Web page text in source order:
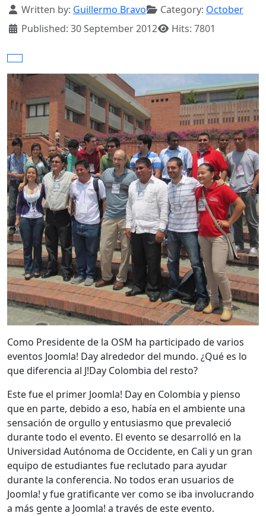
Details
Written by: Guillermo Bravo Category: October
Published: 30 September 2012
Hits: 7801
Como Presidente de la OSM ha participado de varios
eventos Joomla! Day alrededor del mundo. ¿Qué es lo
que diferencia al J!Day Colombia del resto?
Este fue el primer Joomla! Day en Colombia y pienso
que en parte, debido a eso, había en el ambiente una
sensación de orgullo y entusiasmo que prevaleció
durante todo el evento. El evento se desarrolló en la
Universidad Autónoma de Occidente, en Cali y un gran
equipo de estudiantes fue reclutado para ayudar
durante la conferencia. No todos eran usuarios de
Joomla! y fue gratificante ver como se iba involucrando
a más gente a Joomla! a través de este evento.